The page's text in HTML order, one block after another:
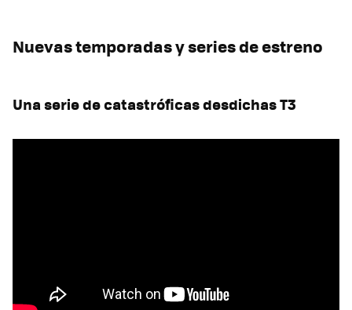
Nuevas temporadas y series de estreno
Una serie de catastróficas desdichas T3